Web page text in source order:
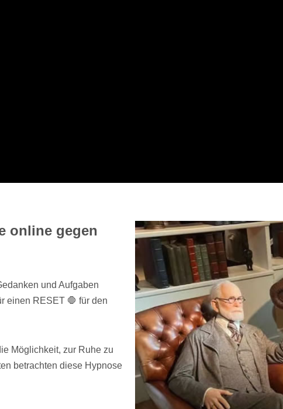
online gegen
und Aufgaben
einen RESET 🛑 für den
Möglichkeit, zur Ruhe zu
betrachten diese Hypnose